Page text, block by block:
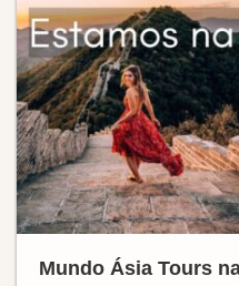
Mundo Ásia Tours